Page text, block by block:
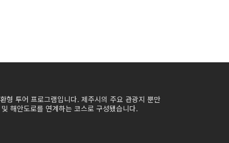
형 투어 프로그램입니다. 제주시의 주요 관광지 뿐만
해안도로를 연계하는 코스로 구성됐습니다.